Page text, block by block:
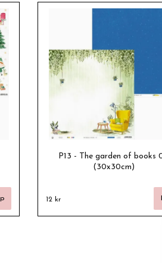
P13 - The garden of books
(30x30cm)
12 kr